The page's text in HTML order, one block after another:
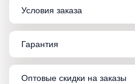
Условия заказа
Гарантия
Оптовые скидки на заказы